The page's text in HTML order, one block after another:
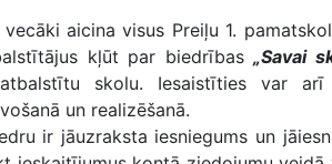
aicina visus Preiļu 1.
kļūt par biedrības „Savai
skolu. Iesaistīties var
un realizēšanā.
ir jāuzraksta iesniegums un